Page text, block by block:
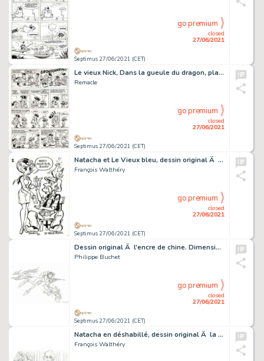
Septimus 27/06/2021 (CET)
closed
27/06/2021
go premium
Le vieux Nick, Dans la gueule du dragon, planche originale…
Remacle
Septimus 27/06/2021 (CET)
closed
27/06/2021
go premium
Natacha et Le Vieux bleu, dessin original Ã l'encre de…
François Walthéry
Septimus 27/06/2021 (CET)
closed
27/06/2021
go premium
Dessin original Ã l'encre de chine. Dimensions : 32 cm…
Philippe Buchet
Septimus 27/06/2021 (CET)
closed
27/06/2021
go premium
Natacha en déshabillé, dessin original Ã la mine de…
François Walthéry